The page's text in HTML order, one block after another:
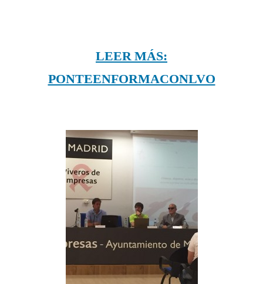
LEER MÁS:
PONTEENFORMACONLVO